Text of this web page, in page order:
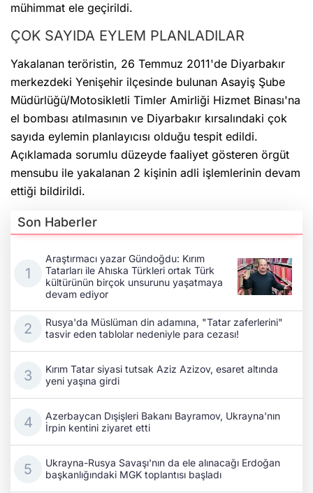
mühimmat ele geçirildi.
ÇOK SAYIDA EYLEM PLANLADILAR
Yakalanan teröristin, 26 Temmuz 2011'de Diyarbakır
merkezdeki Yenişehir ilçesinde bulunan Asayiş Şube
Müdürlüğü/Motosikletli Timler Amirliği Hizmet Binası'na
el bombası atılmasının ve Diyarbakır kırsalındaki çok
sayıda eylemin planlayıcısı olduğu tespit edildi.
Açıklamada sorumlu düzeyde faaliyet gösteren örgüt
mensubu ile yakalanan 2 kişinin adli işlemlerinin devam
ettiği bildirildi.
Son Haberler
Araştırmacı yazar Gündoğdu: Kırım
Tatarları ile Ahıska Türkleri ortak Türk
kültürünün birçok unsurunu yaşatmaya
devam ediyor
Rusya'da Müslüman din adamına, "Tatar zaferlerini"
tasvir eden tablolar nedeniyle para cezası!
Kırım Tatar siyasi tutsak Aziz Azizov, esaret altında
yeni yaşına girdi
Azerbaycan Dışişleri Bakanı Bayramov, Ukrayna'nın
İrpin kentini ziyaret etti
Ukrayna-Rusya Savaşı'nın da ele alınacağı Erdoğan
başkanlığındaki MGK toplantısı başladı